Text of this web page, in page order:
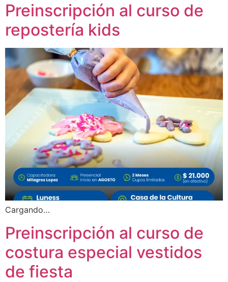
Preinscripción al curso de
repostería kids
Cargando…
Preinscripción al curso de
costura especial vestidos
de fiesta